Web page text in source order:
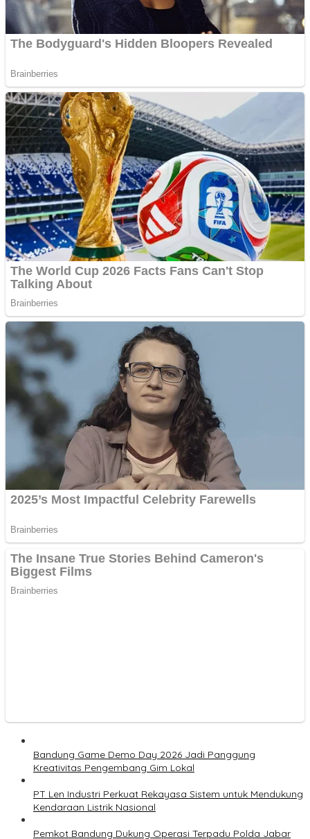
Bandung Game Demo Day 2026 Jadi Panggung
Kreativitas Pengembang Gim Lokal
PT Len Industri Perkuat Rekayasa Sistem untuk Mendukung
Kendaraan Listrik Nasional
Pemkot Bandung Dukung Operasi Terpadu Polda Jabar